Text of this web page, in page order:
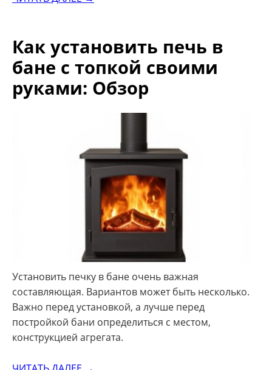
Как установить печь в
бане с топкой своими
руками: Обзор
Установить печку в бане очень важная
составляющая. Вариантов может быть несколько.
Важно перед установкой, а лучше перед
постройкой бани определиться с местом,
конструкцией агрегата.